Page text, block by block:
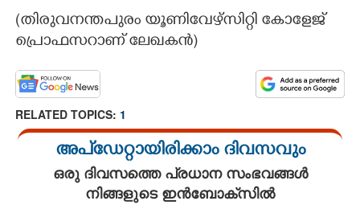
(തിരുവനന്തപുരം യൂണിവേഴ്സിറ്റി കോളേജ്
പ്രൊഫസറാണ് ലേഖകൻ)​
RELATED TOPICS: 1
അപ്ഡേറ്റായിരിക്കാം ദിവസവും
ഒരു ദിവസത്തെ പ്രധാന സംഭവങ്ങൾ
നിങ്ങളുടെ ഇൻബോക്സിൽ